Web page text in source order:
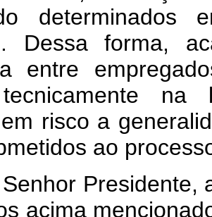
determinados
Dessa forma,
entre
na
risco a
ao
Presidente,
acima